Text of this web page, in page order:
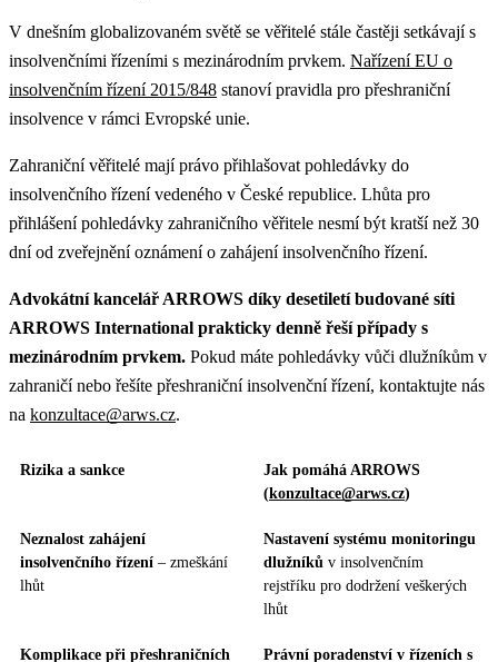
V dnešním globalizovaném světě se věřitelé stále častěji setkávají s
insolvenčními řízeními s mezinárodním prvkem. Nařízení EU o
insolvenčním řízení 2015/848 stanoví pravidla pro přeshraniční
insolvence v rámci Evropské unie.
Zahraniční věřitelé mají právo přihlašovat pohledávky do
insolvenčního řízení vedeného v České republice. Lhůta pro
přihlášení pohledávky zahraničního věřitele nesmí být kratší než 30
dní od zveřejnění oznámení o zahájení insolvenčního řízení.
Advokátní kancelář ARROWS díky desetiletí budované síti
ARROWS International prakticky denně řeší případy s
mezinárodním prvkem. Pokud máte pohledávky vůči dlužníkům v
zahraničí nebo řešíte přeshraniční insolvenční řízení, kontaktujte nás
na konzultace@arws.cz.
Rizika a sankce
Jak pomáhá ARROWS
(konzultace@arws.cz)
Neznalost zahájení
insolvenčního řízení – zmeškání
lhůt
Nastavení systému monitoringu
dlužníků v insolvenčním
rejstříku pro dodržení veškerých
lhůt
Komplikace při přeshraničních
Právní poradenství v řízeních s